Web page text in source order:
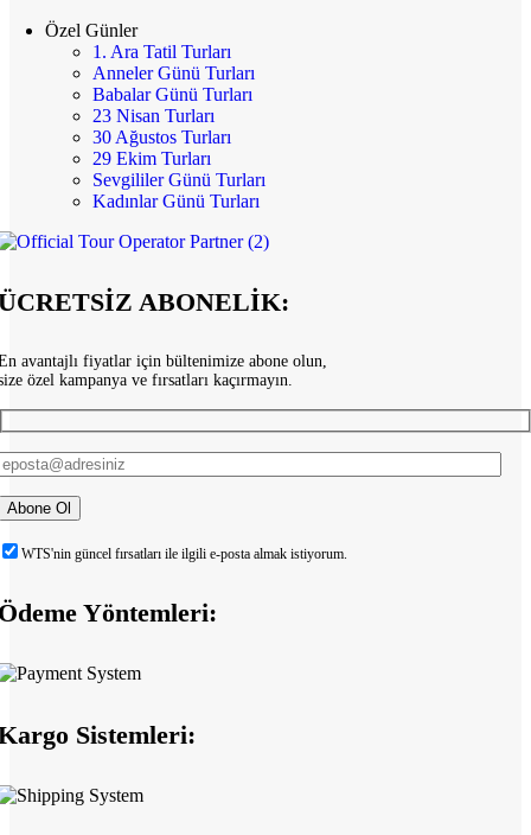
Özel Günler
1. Ara Tatil Turları
Anneler Günü Turları
Babalar Günü Turları
23 Nisan Turları
30 Ağustos Turları
29 Ekim Turları
Sevgililer Günü Turları
Kadınlar Günü Turları
ABONELİK:
avantajlı fiyatlar için bültenimize abone olun,
özel kampanya ve fırsatları kaçırmayın.
WTS'nin güncel fırsatları ile ilgili e-posta almak istiyorum.
Yöntemleri:
Sistemleri: